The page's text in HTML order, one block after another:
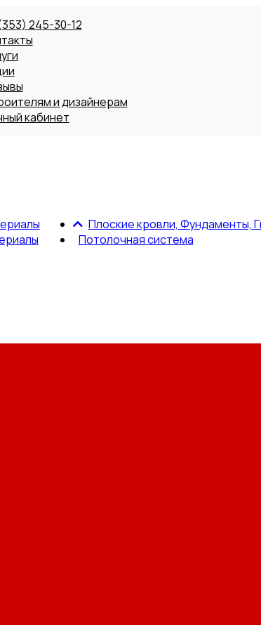
Плоские кровли, Фундаменты,
Потолочная система
245-30-12
и дизайнерам
кабинет